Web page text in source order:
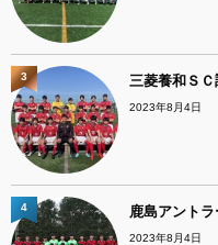
三菱養和Ｓ
2023年8月4日
3
鹿島アント
2023年8月4日
4